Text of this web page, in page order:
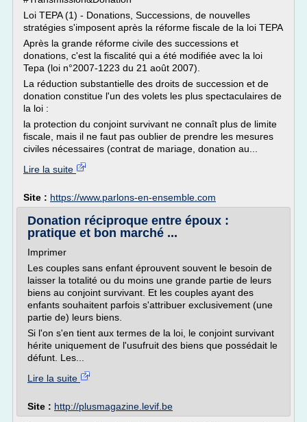
Loi TEPA (1) - Donations, Successions, de nouvelles
stratégies s'imposent après la réforme fiscale de la loi TEPA
Après la grande réforme civile des successions et
donations, c'est la fiscalité qui a été modifiée avec la loi
Tepa (loi n°2007-1223 du 21 août 2007).
La réduction substantielle des droits de succession et de
donation constitue l'un des volets les plus spectaculaires de
la loi :
la protection du conjoint survivant ne connaît plus de limite
fiscale, mais il ne faut pas oublier de prendre les mesures
civiles nécessaires (contrat de mariage, donation au...
Lire la suite
Site : https://www.parlons-en-ensemble.com
Donation réciproque entre époux :
pratique et bon marché ...
Imprimer
Les couples sans enfant éprouvent souvent le besoin de
laisser la totalité ou du moins une grande partie de leurs
biens au conjoint survivant. Et les couples ayant des
enfants souhaitent parfois s'attribuer exclusivement (une
partie de) leurs biens.
Si l'on s'en tient aux termes de la loi, le conjoint survivant
hérite uniquement de l'usufruit des biens que possédait le
défunt. Les...
Lire la suite
Site : http://plusmagazine.levif.be